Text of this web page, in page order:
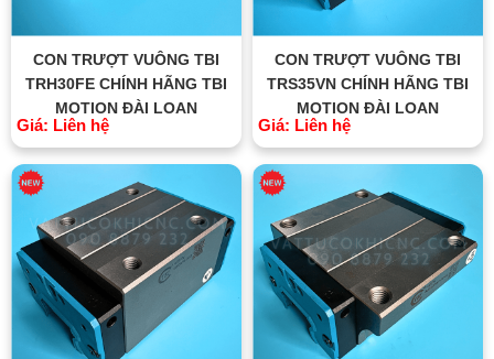
CON TRƯỢT VUÔNG TBI
TRH30FE CHÍNH HÃNG TBI
MOTION ĐÀI LOAN
Giá: Liên hệ
CON TRƯỢT VUÔNG TBI
TRS35VN CHÍNH HÃNG TBI
MOTION ĐÀI LOAN
Giá: Liên hệ